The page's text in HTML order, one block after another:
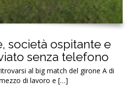
società ospitante e
senza telefono
al big match del girone A di
di lavoro e […]